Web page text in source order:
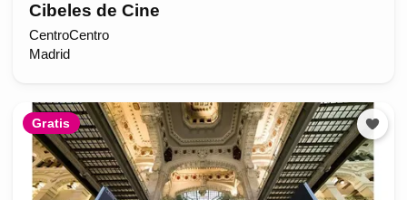
Cibeles de Cine
CentroCentro
Madrid
Gratis